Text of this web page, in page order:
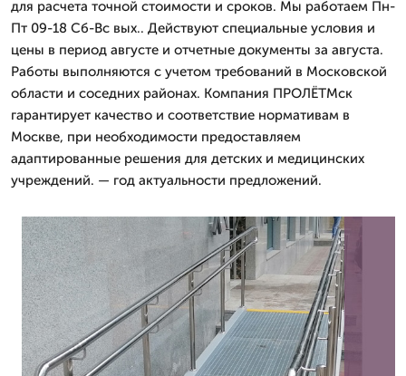
для расчета точной стоимости и сроков. Мы работаем Пн-
Пт 09-18 Сб-Вс вых.. Действуют специальные условия и
цены в период августе и отчетные документы за августа.
Работы выполняются с учетом требований в Московской
области и соседних районах. Компания ПРОЛЁТМск
гарантирует качество и соответствие нормативам в
Москве, при необходимости предоставляем
адаптированные решения для детских и медицинских
учреждений. — год актуальности предложений.